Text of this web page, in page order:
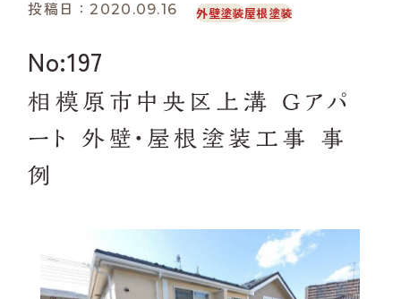
お客様の声
投稿日：2020.09.16 外壁塗装屋根塗装
No:197
相模原市中央区上溝 Ｇアパ
ート 外壁・屋根塗装工事 事
例